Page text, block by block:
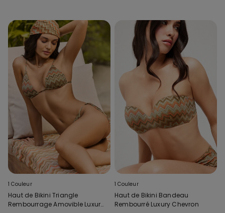
1 Couleur
Haut de Bikini Triangle
Rembourrage Amovible Luxury
1 Couleur
Haut de Bikini Bandeau
Rembourré Luxury Chevron